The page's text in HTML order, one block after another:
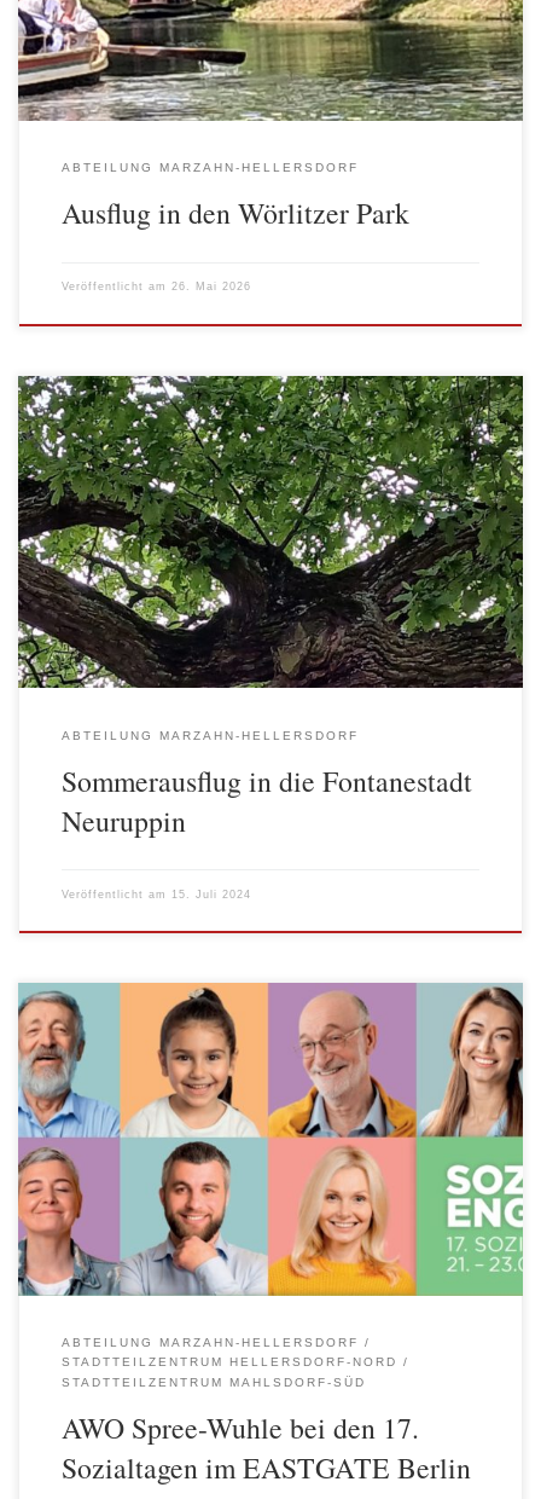
…“ Das wollten sich auch die Mitglieder der AWO Abteilung […]
ABTEILUNG MARZAHN-HELLERSDORF
Ausflug in den Wörlitzer Park
Veröffentlicht am 26. Mai 2026
Der diesjährige Sommerausflug führte die Mitglieder der AWO
Marzahn-Hellersdorf und Besucher*innen aus dem
Stadtteilzentrum am 3. Juli in die Fontanestadt Neuruppin. Das
Wetter war nicht das Beste, aber wir wurden vom Regen verschont
und konnten gemeinsam einen schönen Tag verbringen.
Eingestimmt wurden wir auf der Busfahrt mit interessanten Fakten
über […]
ABTEILUNG MARZAHN-HELLERSDORF
Sommerausflug in die Fontanestadt
Neuruppin
Veröffentlicht am 15. Juli 2024
Vom 21. bis 23. Februar 2024 fanden die bereits 17. Sozialtage in
und für Marzahn-Hellersdorf im EASTGATE Marzahn statt. In
bewährter Tradition organisiert das Sozialamt des Bezirks in
Partnerschaft mit dem Einkaufscenter unter dem Motto „sozial und
engagiert“ eine Präsentation kommunaler, gemeinnütziger und
freier Träger mit ihren Angeboten. Das Spektrum […]
ABTEILUNG MARZAHN-HELLERSDORF
STADTTEILZENTRUM HELLERSDORF-NORD
STADTTEILZENTRUM MAHLSDORF-SÜD
AWO Spree-Wuhle bei den 17.
Sozialtagen im EASTGATE Berlin